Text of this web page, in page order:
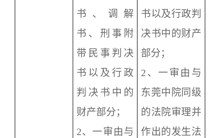
书、调解
书、刑事附
带民事判决
书以及行政
判决书中的
财产部分；
2、一审由与
书以及行政判
决书中的财产
部分；
2 、一审由与
东莞中院同级
的法院审理并
作出的发生法